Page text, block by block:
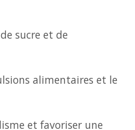
sucre et de
alimentaires et le
et favoriser une